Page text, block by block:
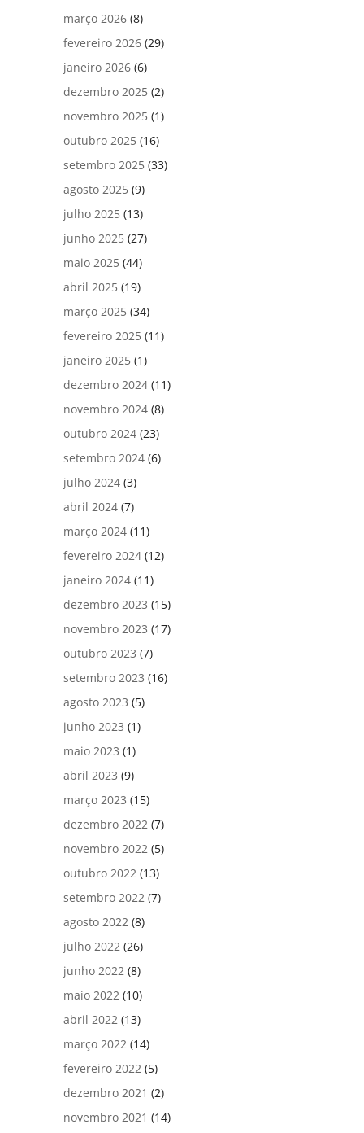
março 2026 (8)
fevereiro 2026 (29)
janeiro 2026 (6)
dezembro 2025 (2)
novembro 2025 (1)
outubro 2025 (16)
setembro 2025 (33)
agosto 2025 (9)
julho 2025 (13)
junho 2025 (27)
maio 2025 (44)
abril 2025 (19)
março 2025 (34)
fevereiro 2025 (11)
janeiro 2025 (1)
dezembro 2024 (11)
novembro 2024 (8)
outubro 2024 (23)
setembro 2024 (6)
julho 2024 (3)
abril 2024 (7)
março 2024 (11)
fevereiro 2024 (12)
janeiro 2024 (11)
dezembro 2023 (15)
novembro 2023 (17)
outubro 2023 (7)
setembro 2023 (16)
agosto 2023 (5)
junho 2023 (1)
maio 2023 (1)
abril 2023 (9)
março 2023 (15)
dezembro 2022 (7)
novembro 2022 (5)
outubro 2022 (13)
setembro 2022 (7)
agosto 2022 (8)
julho 2022 (26)
junho 2022 (8)
maio 2022 (10)
abril 2022 (13)
março 2022 (14)
fevereiro 2022 (5)
dezembro 2021 (2)
novembro 2021 (14)